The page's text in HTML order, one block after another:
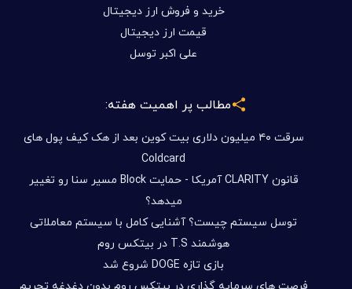
خرید و فروش ارز دیجیتال
قیمت ارز دیجیتال
علی اکبر توسل
مطالب پر اهمیت هفته:
سرقت ۴۰ میلیون دلاری بیت کوین بعد از هک کیف پول های
Coldcard
قانون CLARITY آمریکا - حمایت Block مسیر سنا رو تغییر
میدهد؟
توسل سیستم چیست؟ آشنایی کامل با سیستم معاملاتی
هوشمند T.S در بیتکس روم
بازی تازه DOGE شروع شد